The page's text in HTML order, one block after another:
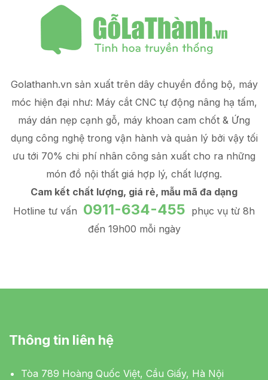
Golathanh.vn sản xuất trên dây chuyền đồng bộ, máy
móc hiện đại như: Máy cắt CNC tự động nâng hạ tấm,
máy dán nẹp cạnh gỗ, máy khoan cam chốt & Ứng
dụng công nghệ trong vận hành và quản lý bởi vậy tối
ưu tới 70% chi phí nhân công sản xuất cho ra những
món đồ nội thất giá hợp lý, chất lượng.
Cam kết chất lượng, giá rẻ, mẫu mã đa dạng
Hotline tư vấn 0911-634-455 phục vụ từ 8h
đến 19h00 mỗi ngày
Thông tin liên hệ
Tòa 789 Hoàng Quốc Việt, Cầu Giấy, Hà Nội